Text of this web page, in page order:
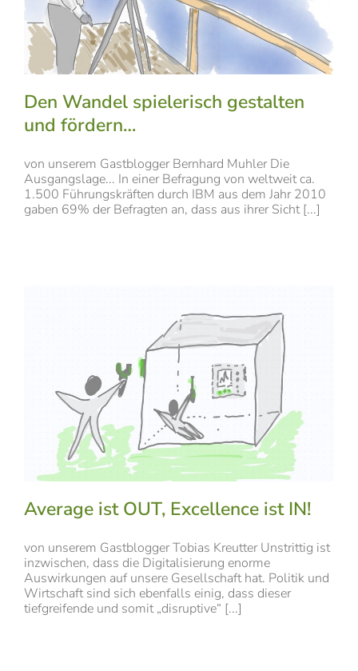
Den Wandel spielerisch gestalten
und fördern…
von unserem Gastblogger Bernhard Muhler Die
Ausgangslage... In einer Befragung von weltweit ca.
1.500 Führungskräften durch IBM aus dem Jahr 2010
gaben 69% der Befragten an, dass aus ihrer Sicht [...]
Average ist OUT, Excellence ist IN!
von unserem Gastblogger Tobias Kreutter Unstrittig ist
inzwischen, dass die Digitalisierung enorme
Auswirkungen auf unsere Gesellschaft hat. Politik und
Wirtschaft sind sich ebenfalls einig, dass dieser
tiefgreifende und somit „disruptive“ [...]